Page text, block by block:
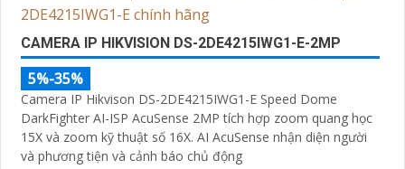
CAMERA IP HIKVISION DS-2DE4215IWG1-E-2MP
5%-35%
Camera IP Hikvison DS-2DE4215IWG1-E Speed Dome
DarkFighter AI-ISP AcuSense 2MP tích hợp zoom quang học
15X và zoom kỹ thuật số 16X. AI AcuSense nhận diện người
và phương tiện và cảnh báo chủ động